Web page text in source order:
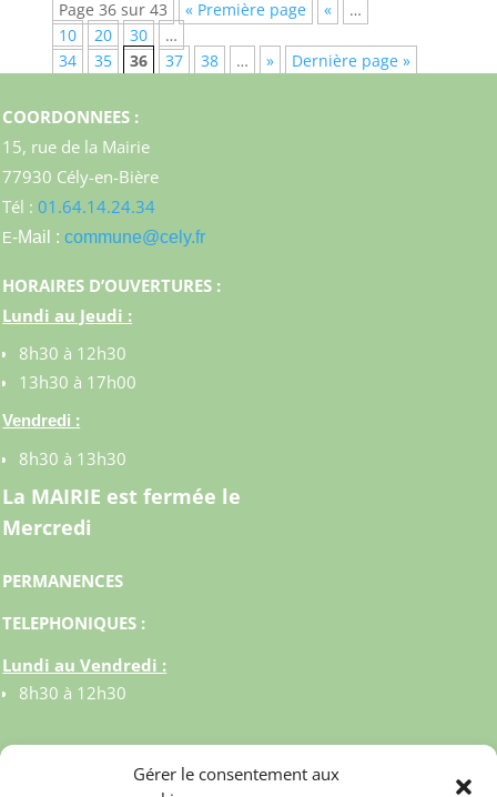
Gérer le consentement aux
Page 36 sur 43 « Première page «
…
10
20 30
…
34
35 36 37 38 … » Dernière page »
COORDONNEES :
15, rue de la Mairie
77930 Cély-en-Bière
Tél :01.64.14.24.34
E-Mail :commune@cely.fr
HORAIRES D’OUVERTURES :
Lundi au Jeudi :
8h30 à 12h30
13h30 à 17h00
Vendredi :
8h30 à 13h30
La MAIRIE est fermée le
Mercredi
PERMANENCES
TELEPHONIQUES :
Lundi au Vendredi :
8h30 à 12h30